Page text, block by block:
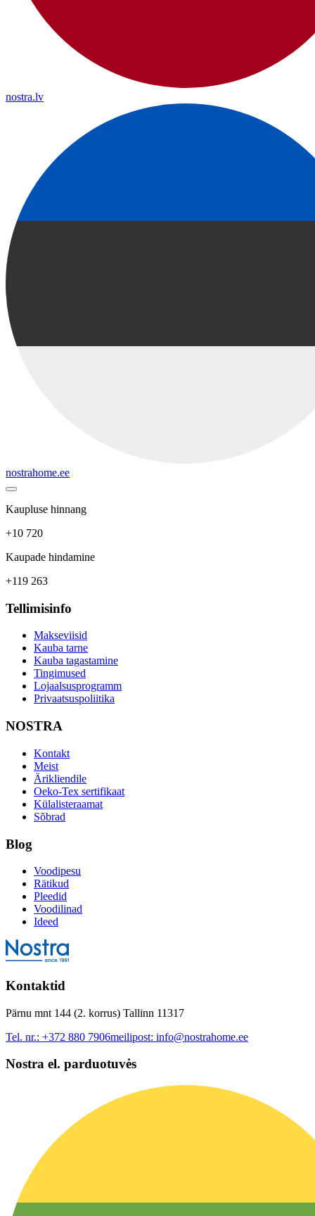
nostra.lv
nostrahome.ee
Kaupluse hinnang
+10 720
Kaupade hindamine
+119 263
Tellimisinfo
Makseviisid
Kauba tarne
Kauba tagastamine
Tingimused
Lojaalsusprogramm
Privaatsuspoliitika
NOSTRA
Kontakt
Meist
Ärikliendile
Oeko-Tex sertifikaat
Külalisteraamat
Sõbrad
Blog
Voodipesu
Rätikud
Pleedid
Voodilinad
Ideed
Kontaktid
Pärnu mnt 144 (2. korrus) Tallinn 11317
Tel. nr.: +372 880 7906meilipost: info@nostrahome.ee
Nostra el. parduotuvės